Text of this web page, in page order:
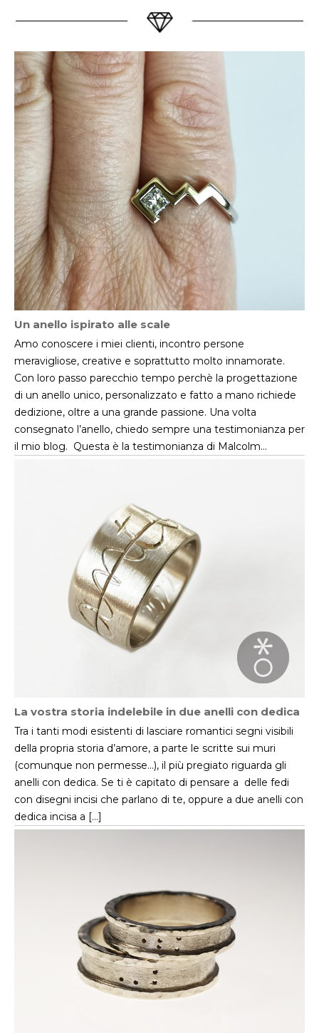
Un anello ispirato alle scale
Amo conoscere i miei clienti, incontro persone
meravigliose, creative e soprattutto molto innamorate.
Con loro passo parecchio tempo perchè la progettazione
di un anello unico, personalizzato e fatto a mano richiede
dedizione, oltre a una grande passione. Una volta
consegnato l’anello, chiedo sempre una testimonianza per
il mio blog. Questa è la testimonianza di Malcolm…
La vostra storia indelebile in due anelli con dedica
Tra i tanti modi esistenti di lasciare romantici segni visibili
della propria storia d’amore, a parte le scritte sui muri
(comunque non permesse…), il più pregiato riguarda gli
anelli con dedica. Se ti è capitato di pensare a delle fedi
con disegni incisi che parlano di te, oppure a due anelli con
dedica incisa a […]